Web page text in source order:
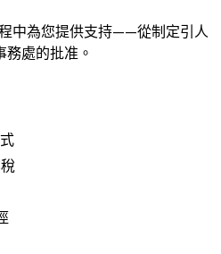
中為您提供支持——從制定引人
處的批准。